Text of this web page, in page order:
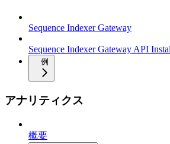
Sequence Indexer Gateway
Sequence Indexer Gateway API
例
アナリティクス
概要